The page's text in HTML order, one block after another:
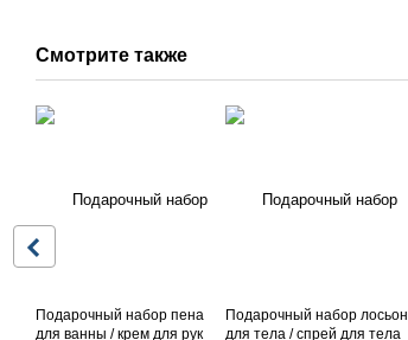
Смотрите также
Подарочный набор пена
для ванны / крем для рук
Подарочный набор лосьон
для тела / спрей для тела